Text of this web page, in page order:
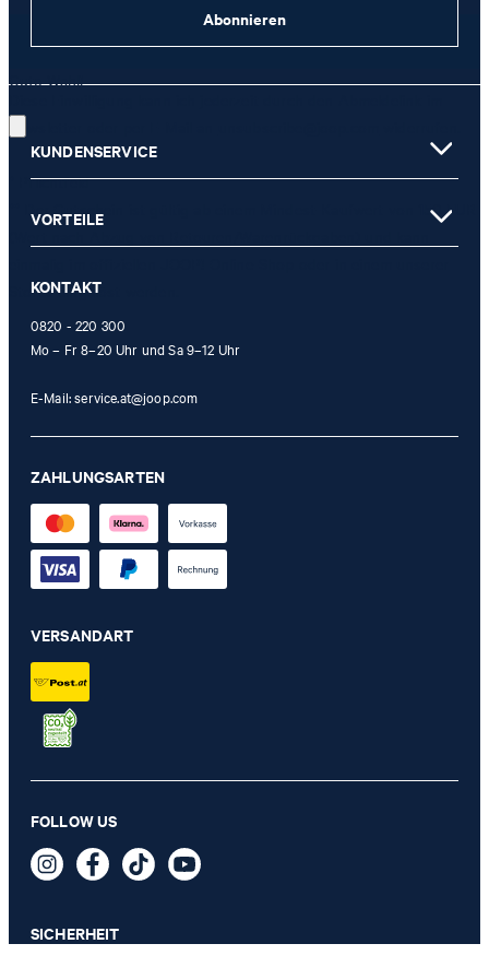
JETZT ANMELDEN
* Pflichtfeld
** Der Gutschein ist gültig ab einem Mindest-Kaufwert von 150 EUR
Stores eingelöst werden.
Gute Wahl!
Abonnieren
KUNDENSERVICE
VORTEILE
KONTAKT
0820 - 220 300
Mo – Fr 8–20 Uhr und Sa 9–12 Uhr
E-Mail:service.at@joop.com
ZAHLUNGSARTEN
VERSANDART
FOLLOW US
SICHERHEIT